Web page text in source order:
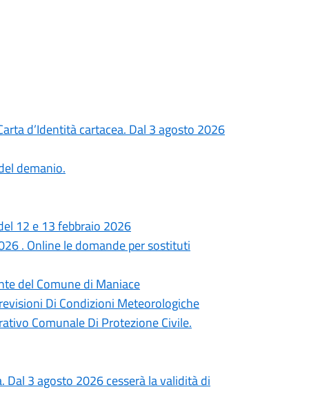
d’Identità cartacea. Dal 3 agosto 2026
demanio.
12 e 13 febbraio 2026
. Online le domande per sostituti
del Comune di Maniace
Di Condizioni Meteorologiche
Comunale Di Protezione Civile.
Dal 3 agosto 2026 cesserà la validità di